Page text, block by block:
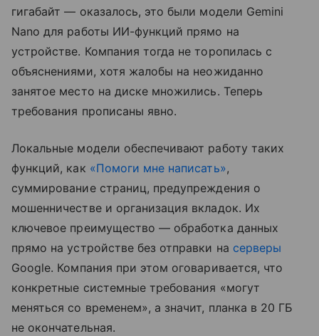
гигабайт — оказалось, это были модели Gemini
Nano для работы ИИ-функций прямо на
устройстве. Компания тогда не торопилась с
объяснениями, хотя жалобы на неожиданно
занятое место на диске множились. Теперь
требования прописаны явно.
Локальные модели обеспечивают работу таких
функций, как «Помоги мне написать»,
суммирование страниц, предупреждения о
мошенничестве и организация вкладок. Их
ключевое преимущество — обработка данных
прямо на устройстве без отправки на серверы
Google. Компания при этом оговаривается, что
конкретные системные требования «могут
меняться со временем», а значит, планка в 20 ГБ
не окончательная.